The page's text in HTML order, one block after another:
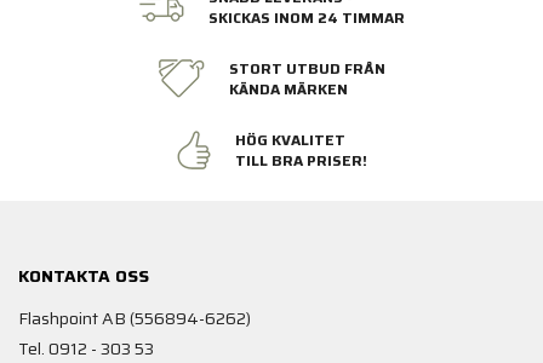
SKICKAS INOM 24 TIMMAR
STORT UTBUD FRÅN
KÄNDA MÄRKEN
HÖG KVALITET
TILL BRA PRISER!
KONTAKTA OSS
Flashpoint AB (556894-6262)
Tel. 0912 - 303 53